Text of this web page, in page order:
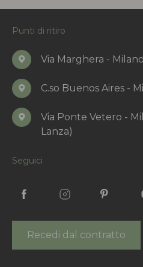
Punti di ritiro
Via Marghera -
C.so Buenos Aires -
Via Ponte Vetero -
Lanza)
Seguici
Recedi dal contratto